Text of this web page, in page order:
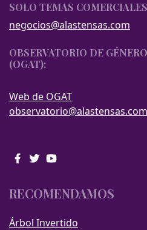
SOLO TEMAS
negocios@alastensas.com
OBSERVATORIO DE
(OGAT):
Web de OGAT
observatorio@alastensas.com
RECOMENDAMOS
Árbol Invertido